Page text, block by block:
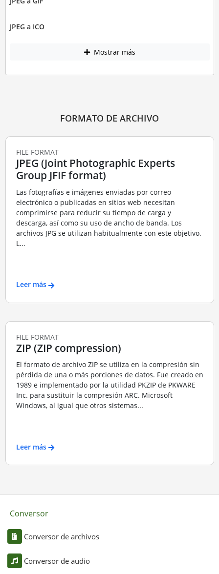
JPEG a ICO
Mostrar más
FORMATO DE ARCHIVO
FILE FORMAT
JPEG (Joint Photographic Experts
Group JFIF format)
Las fotografías e imágenes enviadas por correo
electrónico o publicadas en sitios web necesitan
comprimirse para reducir su tiempo de carga y
descarga, así como su uso de ancho de banda. Los
archivos JPG se utilizan habitualmente con este objetivo.
L...
Leer más
FILE FORMAT
ZIP (ZIP compression)
El formato de archivo ZIP se utiliza en la compresión sin
pérdida de una o más porciones de datos. Fue creado en
1989 e implementado por la utilidad PKZIP de PKWARE
Inc. para sustituir la compresión ARC. Microsoft
Windows, al igual que otros sistemas...
Leer más
Conversor
Conversor de archivos
Conversor de audio